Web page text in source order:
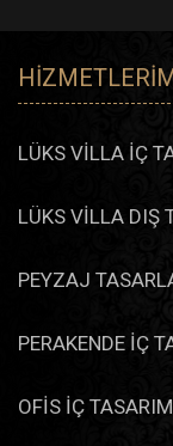
LÜKS VİLLA İÇ
LÜKS VİLLA DIŞ
PEYZAJ
PERAKENDE İÇ
OFİS İÇ